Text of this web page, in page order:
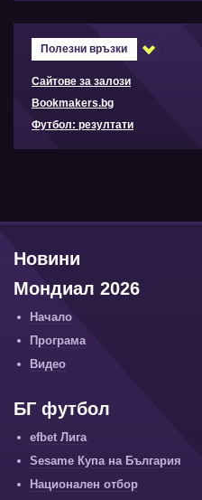
Полезни връзки
Сайтове за залози
Bookmakers.bg
Футбол: резултати
Новини
Мондиал 2026
Начало
Програма
Видео
БГ футбол
efbet Лига
Sesame Купа на България
Национален отбор